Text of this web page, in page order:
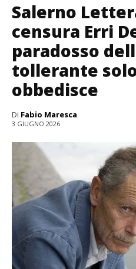
Salerno
censura Erri
paradosso
tollerante
obbedisce
Di Fabio Maresca
3 GIUGNO 2026